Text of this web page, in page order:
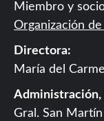
Miembro y
Organización
Directora:
María del
Administración,
Gral. San